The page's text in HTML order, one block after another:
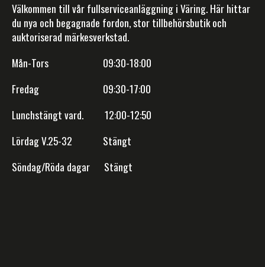
Välkommen till vår fullserviceanläggning i Väring. Här hittar
du nya och begagnade fordon, stor tillbehörsbutik och
auktoriserad märkesverkstad.
Mån-Tors 09:30-18:00
Fredag 09:30-17:00
Lunchstängt vard. 12:00-12:50
Lördag V.25-32 Stängt
Söndag/Röda dagar Stängt